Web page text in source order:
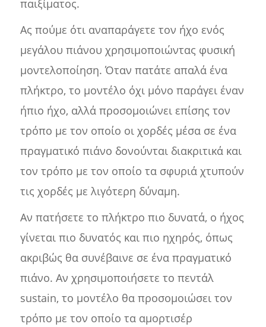
παιξίματος.
Ας πούμε ότι αναπαράγετε τον ήχο ενός
μεγάλου πιάνου χρησιμοποιώντας φυσική
μοντελοποίηση. Όταν πατάτε απαλά ένα
πλήκτρο, το μοντέλο όχι μόνο παράγει έναν
ήπιο ήχο, αλλά προσομοιώνει επίσης τον
τρόπο με τον οποίο οι χορδές μέσα σε ένα
πραγματικό πιάνο δονούνται διακριτικά και
τον τρόπο με τον οποίο τα σφυριά χτυπούν
τις χορδές με λιγότερη δύναμη.
Αν πατήσετε το πλήκτρο πιο δυνατά, ο ήχος
γίνεται πιο δυνατός και πιο ηχηρός, όπως
ακριβώς θα συνέβαινε σε ένα πραγματικό
πιάνο. Αν χρησιμοποιήσετε το πεντάλ
sustain, το μοντέλο θα προσομοιώσει τον
τρόπο με τον οποίο τα αμορτισέρ